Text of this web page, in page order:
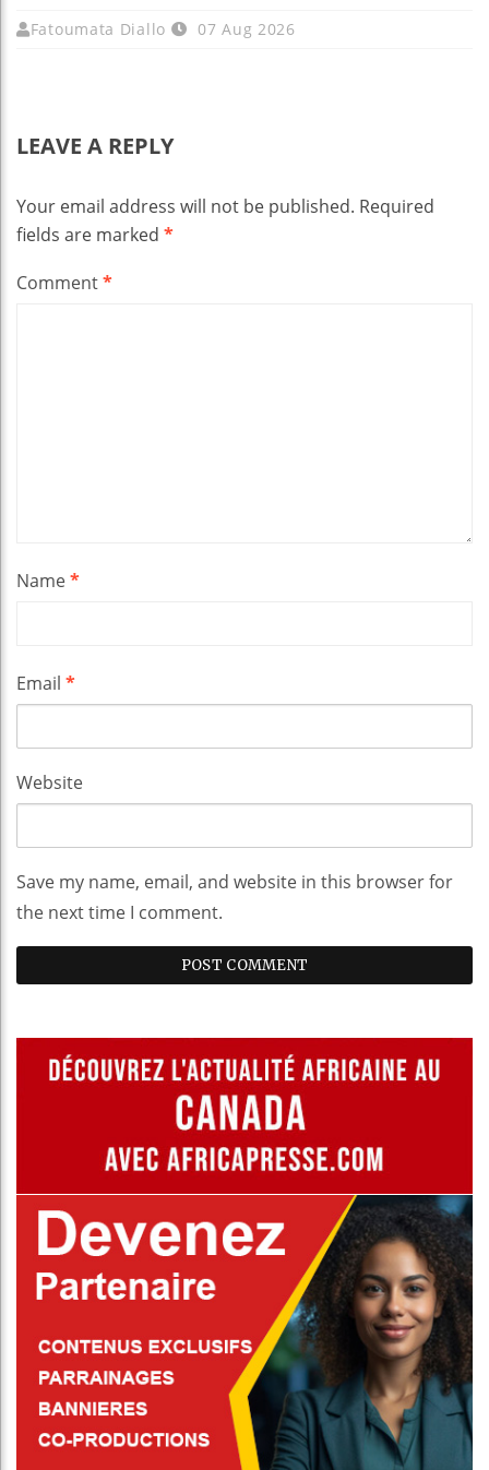
Fatoumata Diallo 07 Aug 2026
LEAVE A REPLY
Your email address will not be published. Required
fields are marked *
Comment*
Name*
Email *
Website
Save my name, email, and website in this browser for
the next time I comment.